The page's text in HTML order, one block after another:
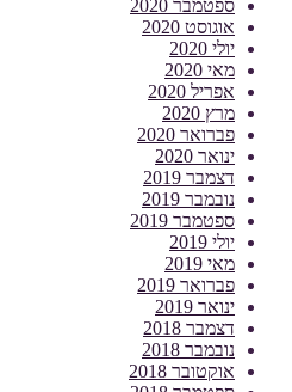
ספטמבר 2020
אוגוסט 2020
יולי 2020
מאי 2020
אפריל 2020
מרץ 2020
פברואר 2020
ינואר 2020
דצמבר 2019
נובמבר 2019
ספטמבר 2019
יולי 2019
מאי 2019
פברואר 2019
ינואר 2019
דצמבר 2018
נובמבר 2018
אוקטובר 2018